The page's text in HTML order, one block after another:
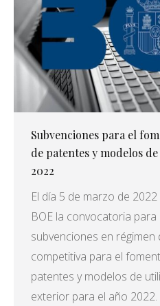
Subvenciones para el
de patentes y modelos
2022
El día 5 de marzo de
BOE la convocatoria
subvenciones en
competitiva para el
patentes y modelos de
exterior para el año